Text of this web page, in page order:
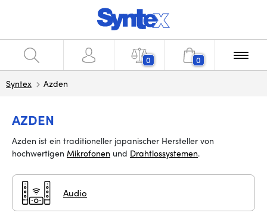
0 0
Syntex Azden
AZDEN
Azden ist ein traditioneller japanischer Hersteller von
hochwertigen Mikrofonen und Drahtlossystemen.
Audio